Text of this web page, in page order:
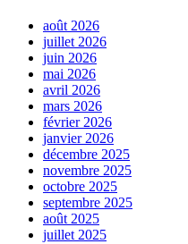
août 2026
juillet 2026
juin 2026
mai 2026
avril 2026
mars 2026
février 2026
janvier 2026
décembre 2025
novembre 2025
octobre 2025
septembre 2025
août 2025
juillet 2025